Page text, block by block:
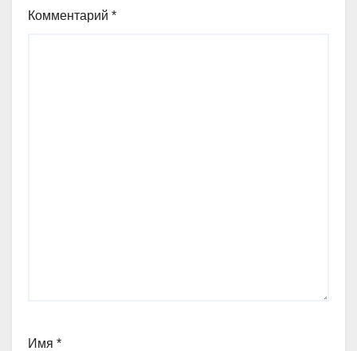
Комментарий *
Имя *